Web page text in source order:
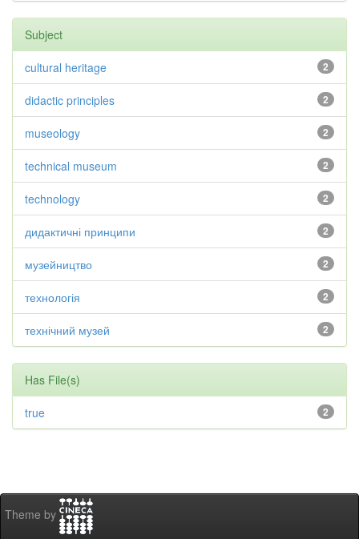
Subject
2
cultural heritage
2
didactic principles
2
museology
2
technical museum
2
technology
2
дидактичні принципи
2
музейництво
2
технологія
2
технічний музей
Has File(s)
2
true
Theme by